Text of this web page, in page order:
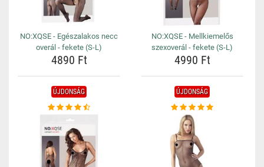
NO:XQSE - Egészalakos necc
overál - fekete (S-L)
4890 Ft
NO:XQSE - Mellkiemelős
szexoverál - fekete (S-L)
4990 Ft
ÚJDONSÁG ÚJDONSÁG